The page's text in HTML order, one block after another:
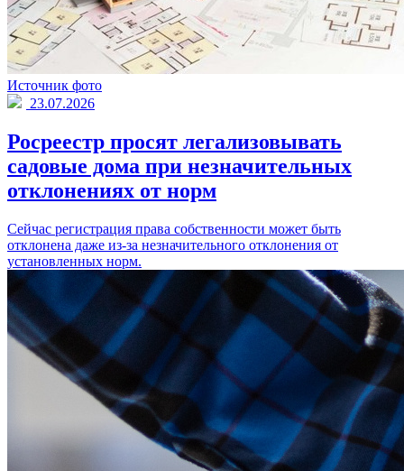
Источник фото
23.07.2026
Росреестр просят легализовывать
садовые дома при незначительных
отклонениях от норм
Сейчас регистрация права собственности может быть
отклонена даже из-за незначительного отклонения от
установленных норм.